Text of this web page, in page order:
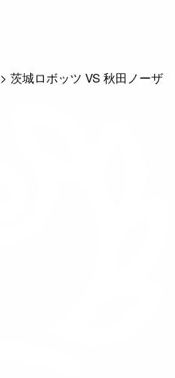
>茨城ロボッツ VS 秋田ノーザ